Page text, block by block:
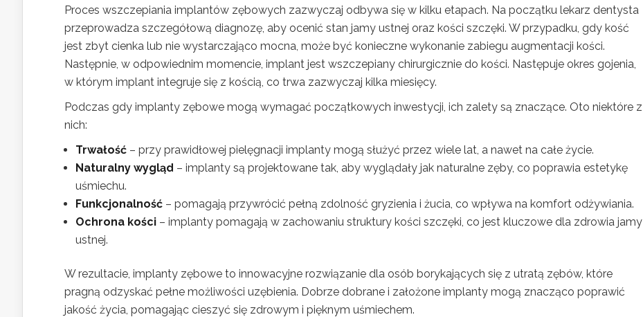
Proces wszczepiania implantów zębowych zazwyczaj odbywa się w kilku etapach. Na początku lekarz dentysta
przeprowadza szczegółową diagnozę, aby ocenić stan jamy ustnej oraz kości szczęki. W przypadku, gdy kość
jest zbyt cienka lub nie wystarczająco mocna, może być konieczne wykonanie zabiegu augmentacji kości.
Następnie, w odpowiednim momencie, implant jest wszczepiany chirurgicznie do kości. Następuje okres gojenia,
w którym implant integruje się z kością, co trwa zazwyczaj kilka miesięcy.
Podczas gdy implanty zębowe mogą wymagać początkowych inwestycji, ich zalety są znaczące. Oto niektóre z
nich:
Trwałość – przy prawidłowej pielęgnacji implanty mogą służyć przez wiele lat, a nawet na całe życie.
Naturalny wygląd – implanty są projektowane tak, aby wyglądały jak naturalne zęby, co poprawia estetykę
uśmiechu.
Funkcjonalność – pomagają przywrócić pełną zdolność gryzienia i żucia, co wpływa na komfort odżywiania.
Ochrona kości – implanty pomagają w zachowaniu struktury kości szczęki, co jest kluczowe dla zdrowia jamy
ustnej.
W rezultacie, implanty zębowe to innowacyjne rozwiązanie dla osób borykających się z utratą zębów, które
pragną odzyskać pełne możliwości uzębienia. Dobrze dobrane i założone implanty mogą znacząco poprawić
jakość życia, pomagając cieszyć się zdrowym i pięknym uśmiechem.